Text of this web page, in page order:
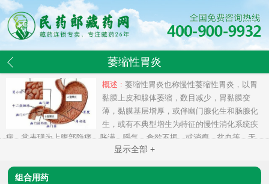
萎缩性胃炎
概述 : 萎缩性胃炎也称慢性萎缩性胃炎，以胃
黏膜上皮和腺体萎缩，数目减少，胃黏膜变
薄，黏膜基层增厚，或伴幽门腺化生和肠腺化
生，或有不典型增生为特征的慢性消化系统疾
病。常表现为上腹部隐痛、胀满、嗳气，食欲不振，或消瘦、贫血等，无
特异性。是一种多致病因素性疾病及癌前病变。
显示全部 +
组合用药